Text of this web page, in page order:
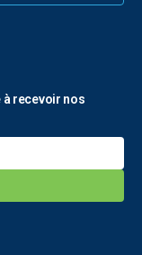
recevoir nos